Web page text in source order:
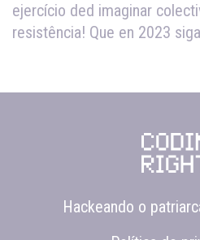
ejercício ded imaginar
resistência! Que en 2023
Hackeando o